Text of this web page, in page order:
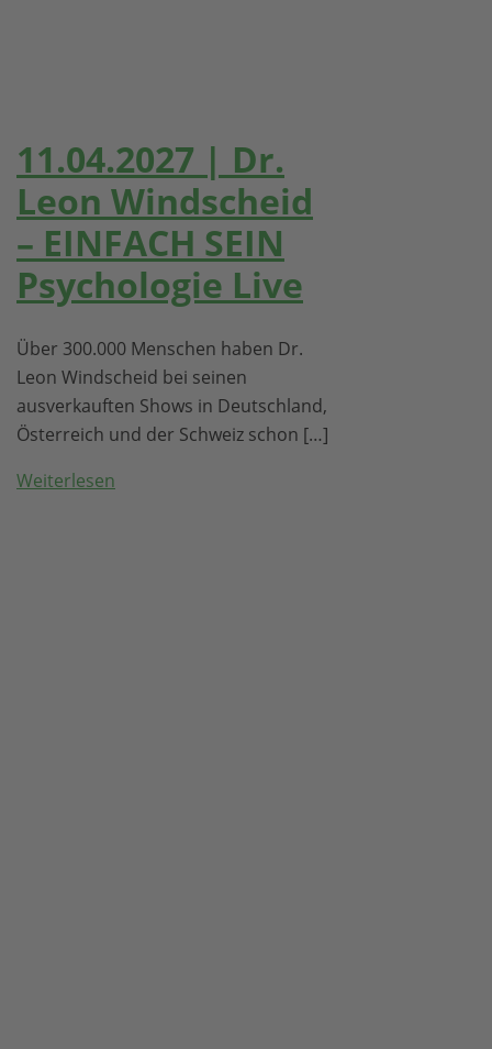
11.04.2027 | Dr.
Leon Windscheid
– EINFACH SEIN
Psychologie Live
Über 300.000 Menschen haben Dr.
Leon Windscheid bei seinen
ausverkauften Shows in Deutschland,
Österreich und der Schweiz schon […]
Weiterlesen